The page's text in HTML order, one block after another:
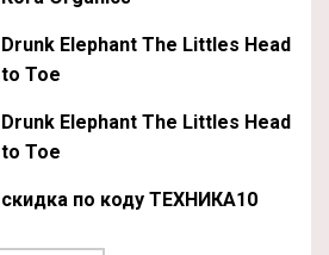
Drunk Elephant The Littles Head
to Toe
Drunk Elephant The Littles Head
to Toe
скидка по коду ТЕХНИКА10